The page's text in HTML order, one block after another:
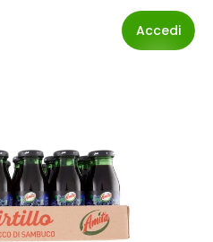
Accedi